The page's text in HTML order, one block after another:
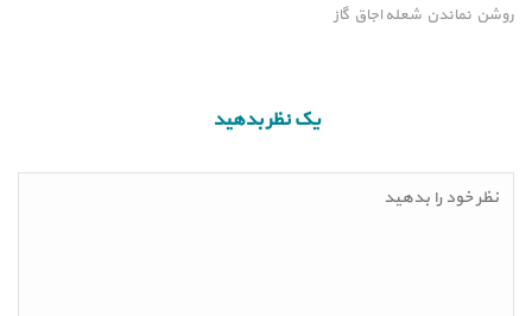
روشن نماندن شعله اجاق گاز
یک نظر بدهید